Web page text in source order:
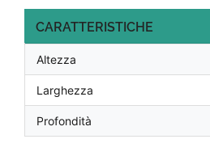
CARATTERISTICHE
Altezza
Larghezza
Profondità